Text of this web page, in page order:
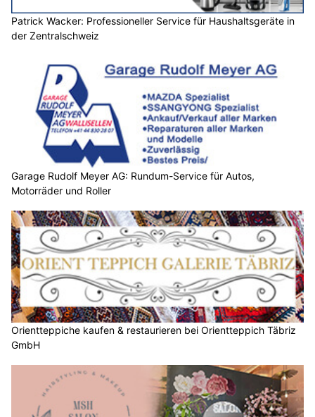
Patrick Wacker: Professioneller Service für Haushaltsgeräte in
der Zentralschweiz
Garage Rudolf Meyer AG: Rundum-Service für Autos,
Motorräder und Roller
Orientteppiche kaufen & restaurieren bei Orientteppich Täbriz
GmbH